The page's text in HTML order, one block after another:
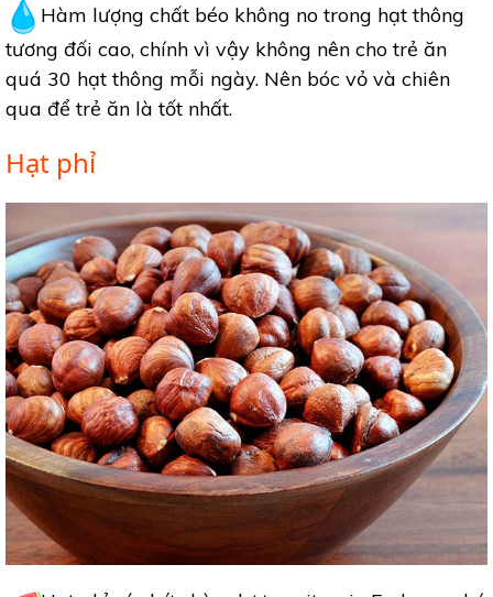
Hàm lượng chất béo không no trong hạt thông
tương đối cao, chính vì vậy không nên cho trẻ ăn
quá 30 hạt thông mỗi ngày. Nên bóc vỏ và chiên
qua để trẻ ăn là tốt nhất.
Hạt phỉ